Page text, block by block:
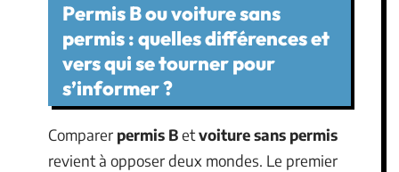
Permis B ou voiture sans
permis : quelles différences et
vers qui se tourner pour
s’informer ?
Comparer permis Betvoiture sans permis
revient à opposer deux mondes. Le premier